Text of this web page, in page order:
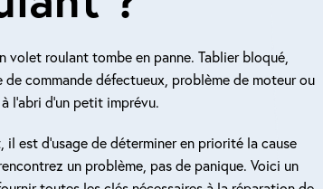
volet roulant tombe en panne. Tablier bloqué,
commande défectueux, problème de moteur ou
l’abri d’un petit imprévu.
est d’usage de déterminer en priorité la cause
un problème, pas de panique. Voici un